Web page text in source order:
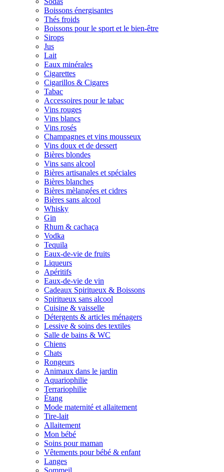
Boissons énergisantes
Thés froids
Boissons pour le sport et le bien-être
Sirops
Jus
Lait
Eaux minérales
Cigarettes
Cigarillos & Cigares
Tabac
Accessoires pour le tabac
Vins rouges
Vins blancs
Vins rosés
Champagnes et vins mousseux
Vins doux et de dessert
Bières blondes
Vins sans alcool
Bières artisanales et spéciales
Bières blanches
Bières mèlangées et cidres
Bières sans alcool
Whisky
Gin
Rhum & cachaça
Vodka
Tequila
Eaux-de-vie de fruits
Liqueurs
Apéritifs
Eaux-de-vie de vin
Cadeaux Spiritueux & Boissons
Spiritueux sans alcool
Cuisine & vaisselle
Détergents & articles ménagers
Lessive & soins des textiles
Salle de bains & WC
Chiens
Chats
Rongeurs
Animaux dans le jardin
Aquariophilie
Terrariophilie
Étang
Mode maternité et allaitement
Tire-lait
Allaitement
Mon bébé
Soins pour maman
Vêtements pour bébé & enfant
Langes
Sommeil